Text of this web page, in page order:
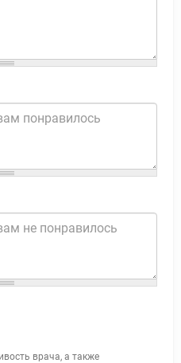
врача, а также